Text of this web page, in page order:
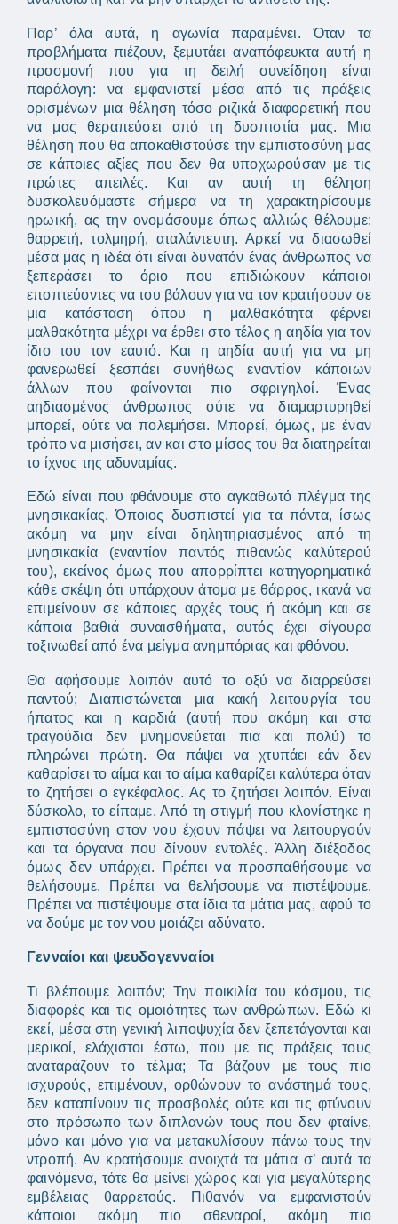
Παρ’ όλα αυτά, η αγωνία παραμένει. Όταν τα
προβλήματα πιέζουν, ξεμυτάει αναπόφευκτα αυτή η
προσμονή που για τη δειλή συνείδηση είναι
παράλογη: να εμφανιστεί μέσα από τις πράξεις
ορισμένων μια θέληση τόσο ριζικά διαφορετική που
να μας θεραπεύσει από τη δυσπιστία μας. Μια
θέληση που θα αποκαθιστούσε την εμπιστοσύνη μας
σε κάποιες αξίες που δεν θα υποχωρούσαν με τις
πρώτες απειλές. Και αν αυτή τη θέληση
δυσκολευόμαστε σήμερα να τη χαρακτηρίσουμε
ηρωική, ας την ονομάσουμε όπως αλλιώς θέλουμε:
θαρρετή, τολμηρή, αταλάντευτη. Αρκεί να διασωθεί
μέσα μας η ιδέα ότι είναι δυνατόν ένας άνθρωπος να
ξεπεράσει το όριο που επιδιώκουν κάποιοι
εποπτεύοντες να του βάλουν για να τον κρατήσουν σε
μια κατάσταση όπου η μαλθακότητα φέρνει
μαλθακότητα μέχρι να έρθει στο τέλος η αηδία για τον
ίδιο του τον εαυτό. Και η αηδία αυτή για να μη
φανερωθεί ξεσπάει συνήθως εναντίον κάποιων
άλλων που φαίνονται πιο σφριγηλοί. Ένας
αηδιασμένος άνθρωπος ούτε να διαμαρτυρηθεί
μπορεί, ούτε να πολεμήσει. Μπορεί, όμως, με έναν
τρόπο να μισήσει, αν και στο μίσος του θα διατηρείται
το ίχνος της αδυναμίας.
Εδώ είναι που φθάνουμε στο αγκαθωτό πλέγμα της
μνησικακίας. Όποιος δυσπιστεί για τα πάντα, ίσως
ακόμη να μην είναι δηλητηριασμένος από τη
μνησικακία (εναντίον παντός πιθανώς καλύτερού
του), εκείνος όμως που απορρίπτει κατηγορηματικά
κάθε σκέψη ότι υπάρχουν άτομα με θάρρος, ικανά να
επιμείνουν σε κάποιες αρχές τους ή ακόμη και σε
κάποια βαθιά συναισθήματα, αυτός έχει σίγουρα
τοξινωθεί από ένα μείγμα ανημπόριας και φθόνου.
Θα αφήσουμε λοιπόν αυτό το οξύ να διαρρεύσει
παντού; Διαπιστώνεται μια κακή λειτουργία του
ήπατος και η καρδιά (αυτή που ακόμη και στα
τραγούδια δεν μνημονεύεται πια και πολύ) το
πληρώνει πρώτη. Θα πάψει να χτυπάει εάν δεν
καθαρίσει το αίμα και το αίμα καθαρίζει καλύτερα όταν
το ζητήσει ο εγκέφαλος. Ας το ζητήσει λοιπόν. Είναι
δύσκολο, το είπαμε. Από τη στιγμή που κλονίστηκε η
εμπιστοσύνη στον νου έχουν πάψει να λειτουργούν
και τα όργανα που δίνουν εντολές. Άλλη διέξοδος
όμως δεν υπάρχει. Πρέπει να προσπαθήσουμε να
θελήσουμε. Πρέπει να θελήσουμε να πιστέψουμε.
Πρέπει να πιστέψουμε στα ίδια τα μάτια μας, αφού το
να δούμε με τον νου μοιάζει αδύνατο.
Γενναίοι και ψευδογενναίοι
Τι βλέπουμε λοιπόν; Την ποικιλία του κόσμου, τις
διαφορές και τις ομοιότητες των ανθρώπων. Εδώ κι
εκεί, μέσα στη γενική λιποψυχία δεν ξεπετάγονται και
μερικοί, ελάχιστοι έστω, που με τις πράξεις τους
αναταράζουν το τέλμα; Τα βάζουν με τους πιο
ισχυρούς, επιμένουν, ορθώνουν το ανάστημά τους,
δεν καταπίνουν τις προσβολές ούτε και τις φτύνουν
στο πρόσωπο των διπλανών τους που δεν φταίνε,
μόνο και μόνο για να μετακυλίσουν πάνω τους την
ντροπή. Αν κρατήσουμε ανοιχτά τα μάτια σ’ αυτά τα
φαινόμενα, τότε θα μείνει χώρος και για μεγαλύτερης
εμβέλειας θαρρετούς. Πιθανόν να εμφανιστούν
κάποιοι ακόμη πιο σθεναροί, ακόμη πιο